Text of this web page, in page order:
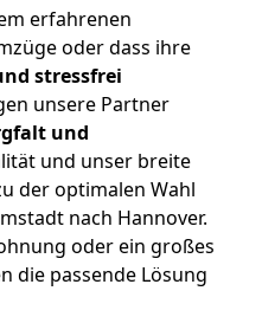
erfahrenen
oder dass ihre
stressfrei
unsere Partner
und
und unser breite
der optimalen Wahl
nach Hannover.
oder ein großes
die passende Lösung